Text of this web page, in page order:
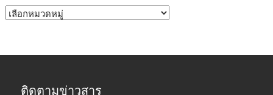
หัวข้อ
ติดตามข่าวสาร